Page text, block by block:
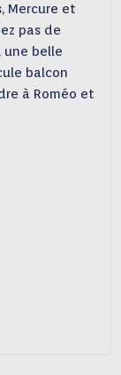
Mercure et
pas de
une belle
balcon
à Roméo et